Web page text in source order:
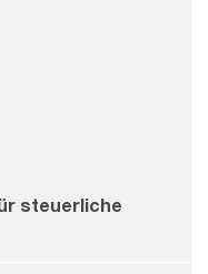
steuerliche